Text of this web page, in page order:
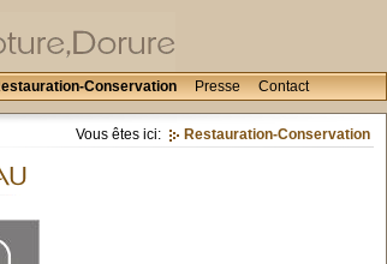
Conservation Presse Contact
Vous êtes ici: Restauration-Conservation